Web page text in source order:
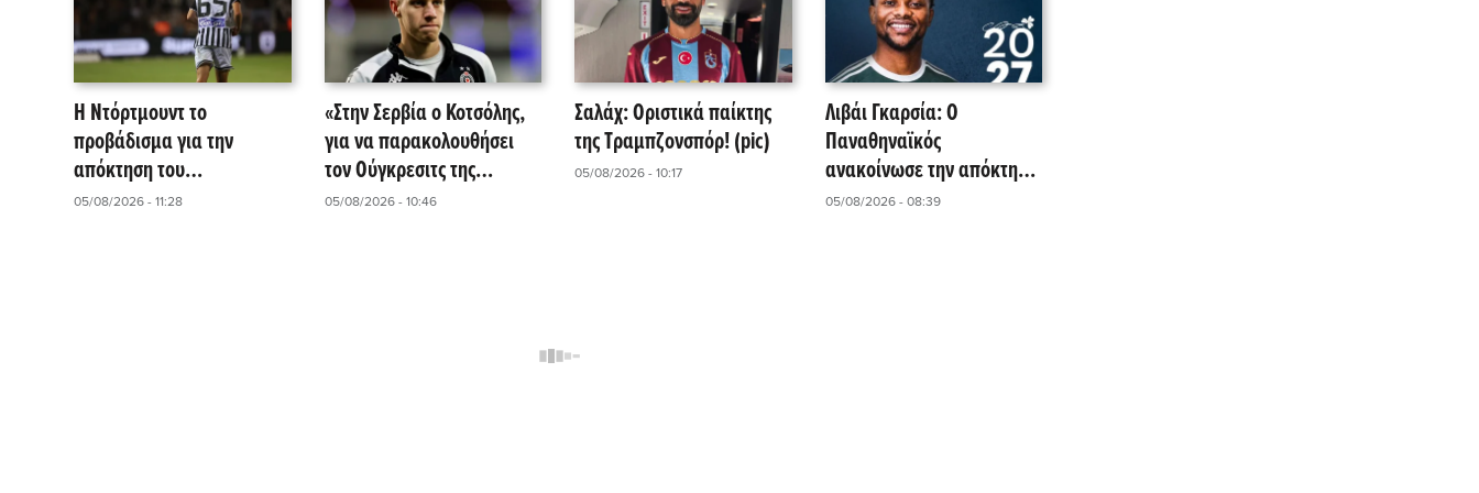
Η Ντόρτμουντ το
προβάδισμα για την
απόκτηση του
Κωνσταντέλια σύμφωνα
05/08/2026 - 11:28
«Στην Σερβία ο Κοτσόλης,
για να παρακολουθήσει
τον Ούγκρεσιτς της
Παρτιζάν»
05/08/2026 - 10:46
Σαλάχ: Οριστικά παίκτης
της Τραμπζονσπόρ! (pic)
05/08/2026 - 10:17
Λιβάι Γκαρσία: O
Παναθηναϊκός
ανακοίνωσε την απόκτηση
του (pic)
05/08/2026 - 08:39